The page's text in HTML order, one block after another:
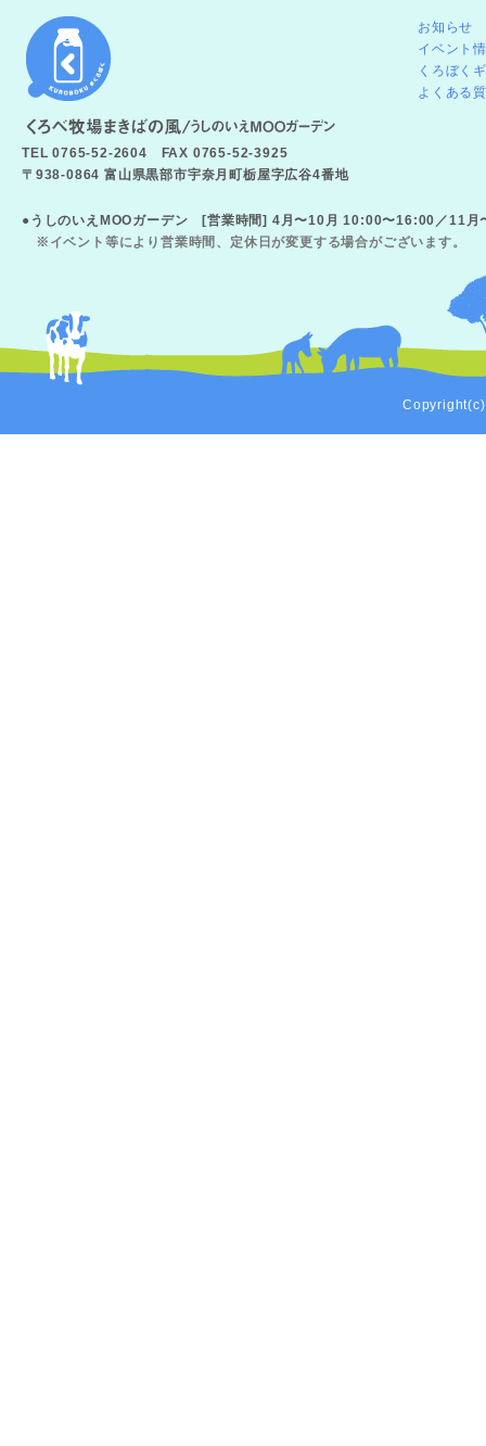
TEL 0765-52-2604 FAX 0765-52-3925
〒938-0864 富山県黒部市宇奈月町栃屋字広谷4番地
お知らせ
イベント
くろぼく
よくある
●うしのいえMOOガーデン [営業時間] 4月〜10月 10:00〜16:00／11
※イベント等により営業時間、定休日が変更する場合がございます。